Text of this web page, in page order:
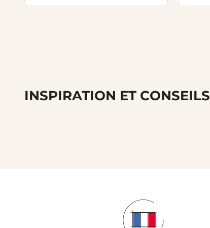
INSPIRATION ET CONSEILS